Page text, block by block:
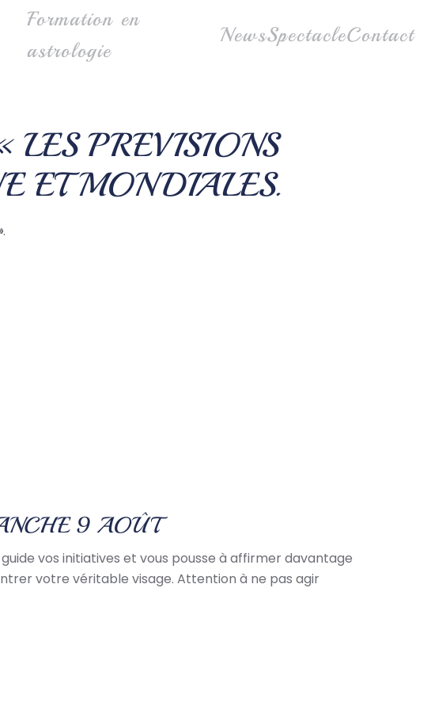
Formation en
astrologie
NewsSpectacleContact
PREVISIONS
ET MONDIALES.
.
9 AOÛT
vos initiatives et vous pousse à affirmer davantage
votre véritable visage. Attention à ne pas agir